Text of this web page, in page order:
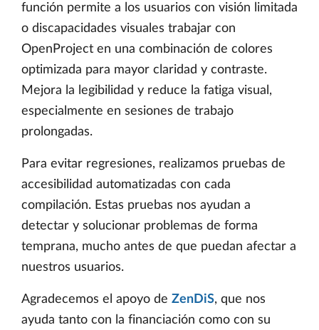
función permite a los usuarios con visión limitada
o discapacidades visuales trabajar con
OpenProject en una combinación de colores
optimizada para mayor claridad y contraste.
Mejora la legibilidad y reduce la fatiga visual,
especialmente en sesiones de trabajo
prolongadas.
Para evitar regresiones, realizamos pruebas de
accesibilidad automatizadas con cada
compilación. Estas pruebas nos ayudan a
detectar y solucionar problemas de forma
temprana, mucho antes de que puedan afectar a
nuestros usuarios.
Agradecemos el apoyo de ZenDiS, que nos
ayuda tanto con la financiación como con su